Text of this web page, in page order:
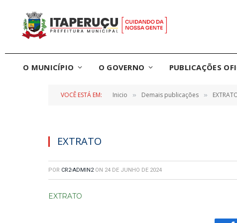
O MUNICÍPIO O GOVERNO PUBLICAÇÕES
VOCÊ ESTÁ EM: Inicio » Demais publicações »
EXTRATO
POR CR2-ADMIN2 ON 24 DE JUNHO DE 2024
EXTRATO